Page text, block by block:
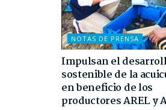
NOTAS DE PRENSA
Impulsan el
sostenible de la
en beneficio de los
productores AREL y